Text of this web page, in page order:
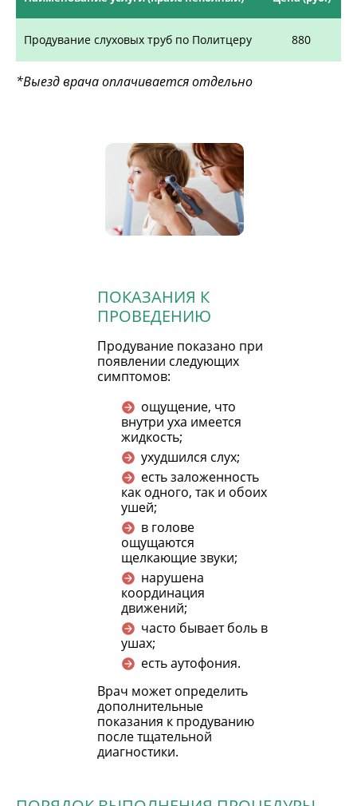
Продувание слуховых труб по Политцеру 880
*Выезд врача оплачивается отдельно
ПОКАЗАНИЯ К
ПРОВЕДЕНИЮ
Продувание показано при
появлении следующих
симптомов:
ощущение, что
внутри уха имеется
жидкость;
ухудшился слух;
есть заложенность
как одного, так и обоих
ушей;
в голове
ощущаются
щелкающие звуки;
нарушена
координация
движений;
часто бывает боль в
ушах;
есть аутофония.
Врач может определить
дополнительные
показания к продуванию
после тщательной
диагностики.